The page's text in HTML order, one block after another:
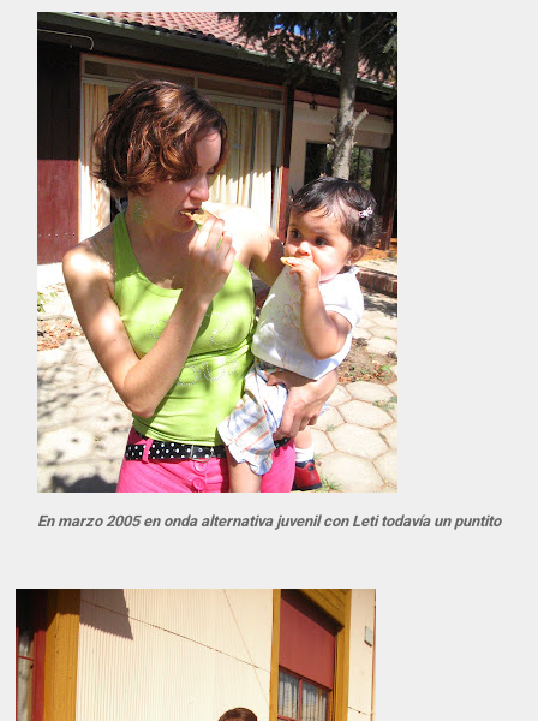
En marzo 2005 en onda alternativa juvenil con Leti todavía un puntito